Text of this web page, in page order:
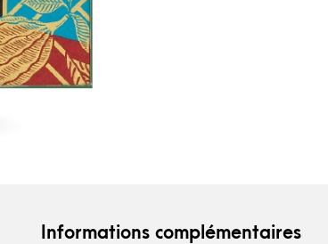
Informations complémentaires